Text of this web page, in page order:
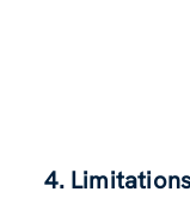
4.